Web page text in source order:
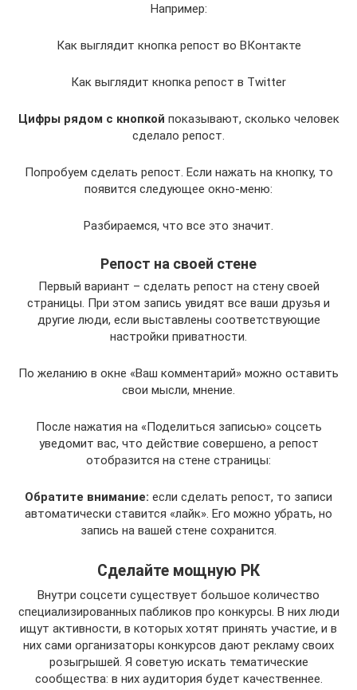
Например:
Как выглядит кнопка репост во ВКонтакте
Как выглядит кнопка репост в Twitter
Цифры рядом с кнопкой показывают, сколько человек
сделало репост.
Попробуем сделать репост. Если нажать на кнопку, то
появится следующее окно-меню:
Разбираемся, что все это значит.
Репост на своей стене
Первый вариант – сделать репост на стену своей
страницы. При этом запись увидят все ваши друзья и
другие люди, если выставлены соответствующие
настройки приватности.
По желанию в окне «Ваш комментарий» можно оставить
свои мысли, мнение.
После нажатия на «Поделиться записью» соцсеть
уведомит вас, что действие совершено, а репост
отобразится на стене страницы:
Обратите внимание: если сделать репост, то записи
автоматически ставится «лайк». Его можно убрать, но
запись на вашей стене сохранится.
Сделайте мощную РК
Внутри соцсети существует большое количество
специализированных пабликов про конкурсы. В них люди
ищут активности, в которых хотят принять участие, и в
них сами организаторы конкурсов дают рекламу своих
розыгрышей. Я советую искать тематические
сообщества: в них аудитория будет качественнее.